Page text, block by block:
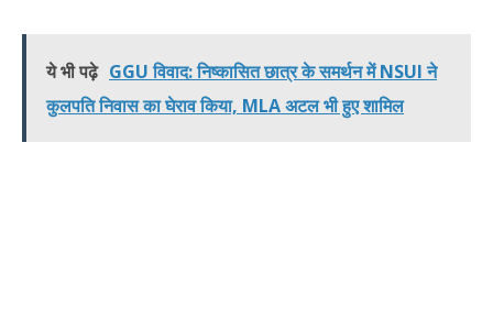
ये भी पढ़े GGU विवाद: निष्कासित छात्र के समर्थन में NSUI ने
कुलपति निवास का घेराव किया, MLA अटल भी हुए शामिल